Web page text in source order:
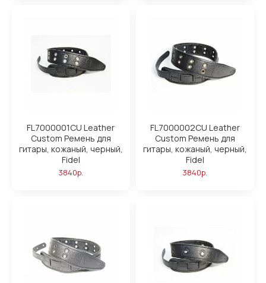
FL7000001CU Leather
Custom Ремень для
гитары, кожаный, черный,
Fidel
3840р.
FL7000002CU Leather
Custom Ремень для
гитары, кожаный, черный,
Fidel
3840р.